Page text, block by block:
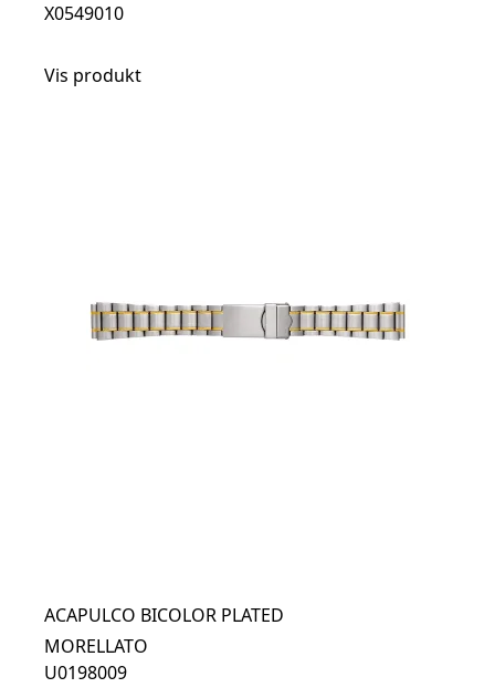
X0549010
Vis produkt
ACAPULCO BICOLOR PLATED
MORELLATO
U0198009